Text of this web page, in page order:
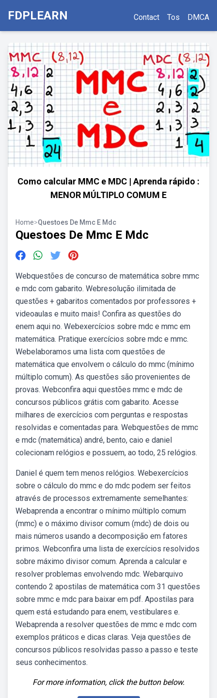
FDPLEARN Contact Tos DMCA
Como calcular MMC e MDC | Aprenda rápido :
MENOR MÚLTIPLO COMUM E
Home>Questoes De Mmc E Mdc
Questoes De Mmc E Mdc
Webquestões de concurso de matemática sobre mmc
e mdc com gabarito. Webresolução ilimitada de
questões + gabaritos comentados por professores +
videoaulas e muito mais! Confira as questões do
enem aqui no. Webexercícios sobre mdc e mmc em
matemática. Pratique exercícios sobre mdc e mmc.
Webelaboramos uma lista com questões de
matemática que envolvem o cálculo do mmc (mínimo
múltiplo comum). As questões são provenientes de
provas. Webconfira aqui questões mmc e mdc de
concursos públicos grátis com gabarito. Acesse
milhares de exercícios com perguntas e respostas
resolvidas e comentadas para. Webquestões de mmc
e mdc (matemática) andré, bento, caio e daniel
colecionam relógios e possuem, ao todo, 25 relógios.
Daniel é quem tem menos relógios. Webexercícios
sobre o cálculo do mmc e do mdc podem ser feitos
através de processos extremamente semelhantes:
Webaprenda a encontrar o mínimo múltiplo comum
(mmc) e o máximo divisor comum (mdc) de dois ou
mais números usando a decomposição em fatores
primos. Webconfira uma lista de exercícios resolvidos
sobre máximo divisor comum. Aprenda a calcular e
resolver problemas envolvendo mdc. Webarquivo
contendo 2 apostilas de matemática com 31 questões
sobre mmc e mdc para baixar em pdf. Apostilas para
quem está estudando para enem, vestibulares e.
Webaprenda a resolver questões de mmc e mdc com
exemplos práticos e dicas claras. Veja questões de
concursos públicos resolvidas passo a passo e teste
seus conhecimentos.
For more information, click the button below.